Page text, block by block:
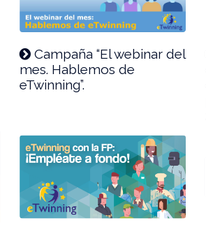
Campaña “El webinar del
mes. Hablemos de
eTwinning”.